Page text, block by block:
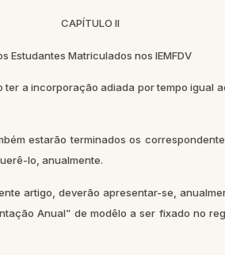
CAPÍTULO II
Estudantes Matriculados nos IEMFDV
ter a incorporação adiada por tempo
estarão terminados os
lo, anualmente.
artigo, deverão apresentar-se,
Anual” de modêlo a ser fixado no